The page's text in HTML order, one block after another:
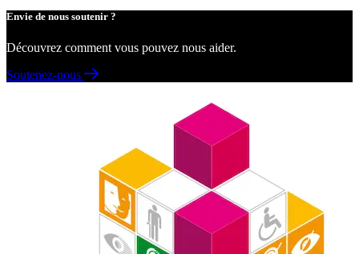
Envie de nous soutenir ?
Découvrez comment vous pouvez nous aider.
Soutenez-nous